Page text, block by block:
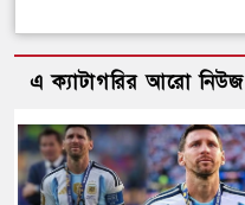
এ ক্যাটাগরির আরো নিউজ